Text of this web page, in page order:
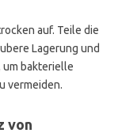
auf. Teile die
Lagerung und
um bakterielle
vermeiden.
von